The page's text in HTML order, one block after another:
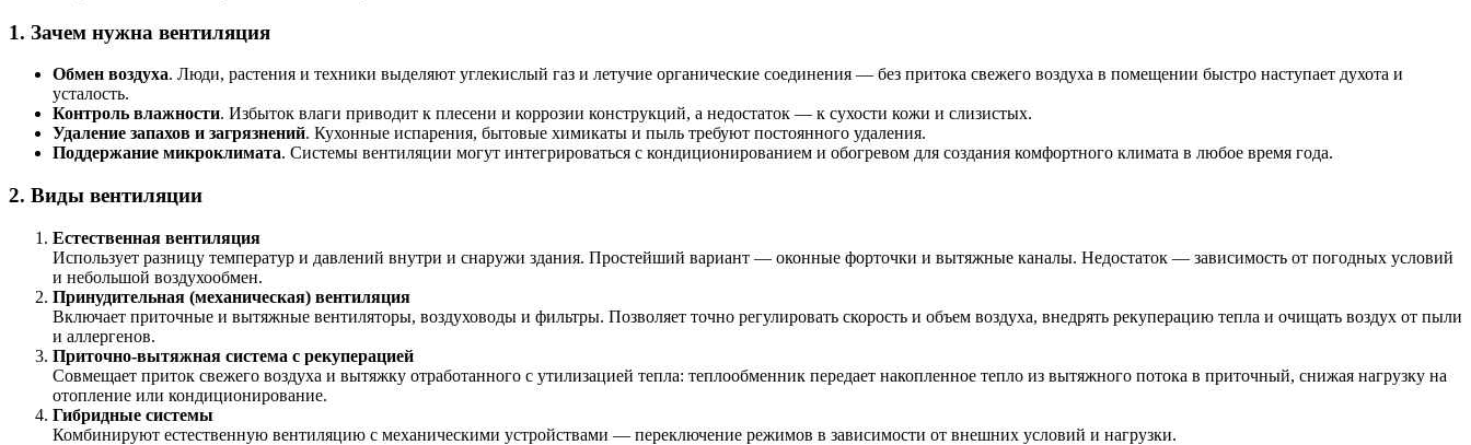
1. Зачем нужна вентиляция
Обмен воздуха. Люди, растения и техники выделяют углекислый газ и летучие органические соединения — без притока свежего воздуха в помещении быстро наступает духота и
усталость.
Контроль влажности. Избыток влаги приводит к плесени и коррозии конструкций, а недостаток — к сухости кожи и слизистых.
Удаление запахов и загрязнений. Кухонные испарения, бытовые химикаты и пыль требуют постоянного удаления.
Поддержание микроклимата. Системы вентиляции могут интегрироваться с кондиционированием и обогревом для создания комфортного климата в любое время года.
2. Виды вентиляции
Естественная вентиляция
Использует разницу температур и давлений внутри и снаружи здания. Простейший вариант — оконные форточки и вытяжные каналы. Недостаток — зависимость от погодных условий
и небольшой воздухообмен.
Принудительная (механическая) вентиляция
Включает приточные и вытяжные вентиляторы, воздуховоды и фильтры. Позволяет точно регулировать скорость и объем воздуха, внедрять рекуперацию тепла и очищать воздух от пыли
и аллергенов.
Приточно-вытяжная система с рекуперацией
Совмещает приток свежего воздуха и вытяжку отработанного с утилизацией тепла: теплообменник передает накопленное тепло из вытяжного потока в приточный, снижая нагрузку на
отопление или кондиционирование.
Гибридные системы
Комбинируют естественную вентиляцию с механическими устройствами — переключение режимов в зависимости от внешних условий и нагрузки.